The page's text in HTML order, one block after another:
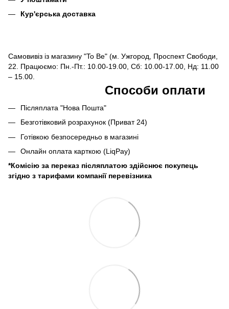
Кур'єрська доставка
Самовивіз із магазину "To Be" (м. Ужгород, Проспект Свободи,
22. Працюємо: Пн.-Пт.: 10.00-19.00, Сб: 10.00-17.00, Нд: 11.00
– 15.00.
Способи оплати
Післяплата "Нова Пошта"
Безготівковий розрахунок (Приват 24)
Готівкою безпосередньо в магазині
Онлайн оплата карткою (LiqPay)
*Комісію за переказ післяплатою здійснює покупець
згідно з тарифами компанії перевізника